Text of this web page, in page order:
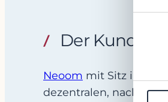
Der Kunde
Neoom mit Sitz in
dezentralen,